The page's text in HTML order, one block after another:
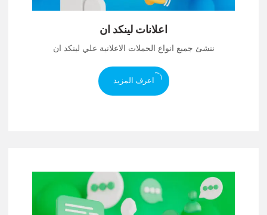
اعلانات لينكد ان
ننشئ جميع انواع الحملات الاعلانية علي لينكد ان
اعرف المزيد